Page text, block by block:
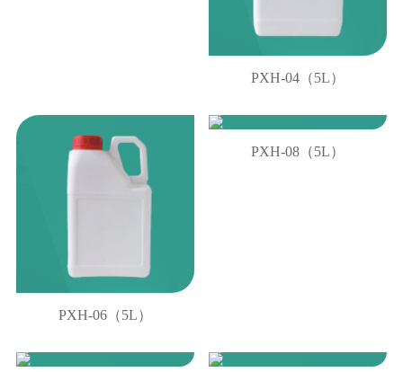
PXH-04（5L）
PXH-06（5L）
PXH-08（5L）